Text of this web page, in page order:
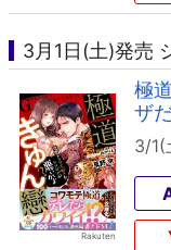
3月1日(土)発売
極
ザ
3/1(